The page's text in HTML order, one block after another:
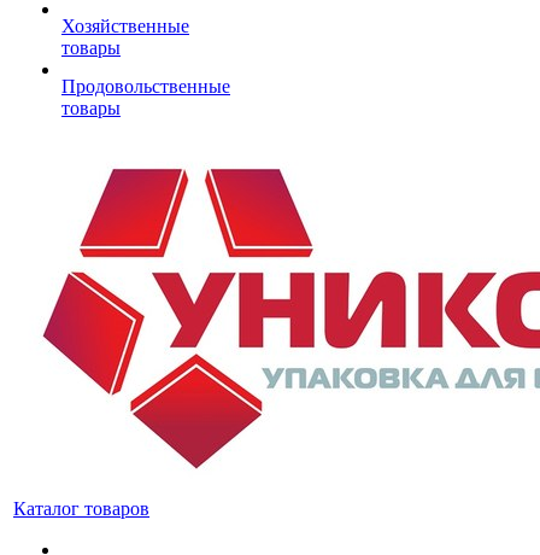
Хозяйственные
товары
Продовольственные
товары
Каталог товаров